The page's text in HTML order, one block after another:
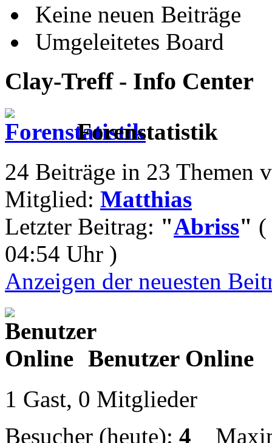
Keine neuen Beiträge
Umgeleitetes Board
Clay-Treff - Info Center
Forenstatistik
24 Beiträge in 23 Themen
Mitglied: Matthias
Letzter Beitrag: "Abriss" (
04:54 Uhr )
Anzeigen der neuesten
Benutzer Online
1 Gast, 0 Mitglieder
Besucher (heute): 4